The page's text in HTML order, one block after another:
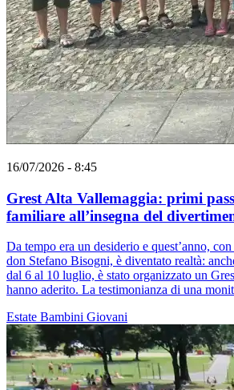
16/07/2026 - 8:45
Grest Alta Vallemaggia: primi
familiare all’insegna del
Da tempo era un desiderio e quest’anno,
don Stefano Bisogni, è diventato realtà:
dal 6 al 10 luglio, è stato organizzato un
hanno aderito. La testimonianza di una
Estate Bambini Giovani